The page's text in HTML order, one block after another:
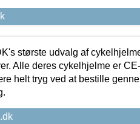
største udvalg af
Alle deres cykelhjelme er CE-
helt tryg ved at bestille